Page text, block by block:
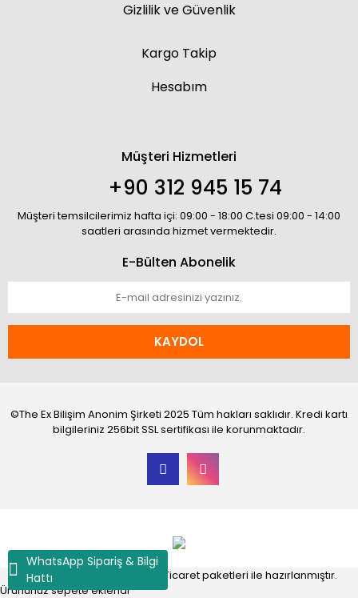
WhatsApp Sipariş & Bilgi
Hattı
Gizlilik ve Güvenlik
Kargo Takip
Hesabım
Müşteri Hizmetleri
+90 312 945 15 74
Müşteri temsilcilerimiz hafta içi: 09:00 - 18:00 C.tesi 09:00 - 14:00
saatleri arasında hizmet vermektedir.
E-Bülten Abonelik
KAYDOL
©The Ex Bilişim Anonim Şirketi 2025 Tüm hakları saklıdır. Kredi kartı
bilgileriniz 256bit SSL sertifikası ile korunmaktadır.
IdeaSoft
Akıllı E-Ticaret paketleri ile hazırlanmıştır.
Ürününüz sepete eklendi